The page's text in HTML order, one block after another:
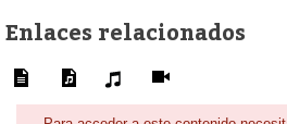
Enlaces relacionados